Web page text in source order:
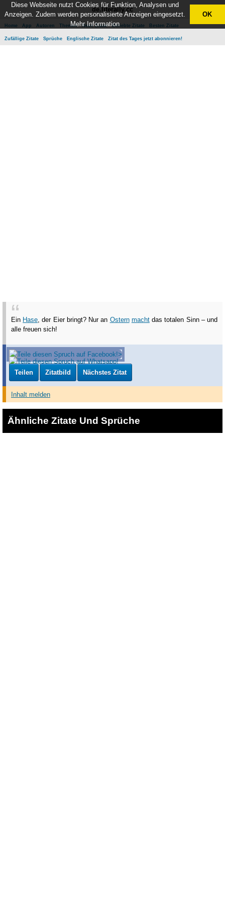
de.literally.cc
Home App Autoren Themen Neue Zitate Beliebte Zitate Besten Zitate
Zufällige Zitate Sprüche Englische Zitate Zitat des Tages jetzt abonnieren!
Ein Hase, der Eier bringt? Nur an Ostern machtdas totalen Sinn – und
alle freuen sich!
Teilen Zitatbild Nächstes Zitat
Inhalt melden
Ähnliche Zitate Und Sprüche
Diese Webseite nutzt Cookies für Funktion, Analysen und
Anzeigen. Zudem werden personalisierte Anzeigen eingesetzt.
Mehr Information
OK